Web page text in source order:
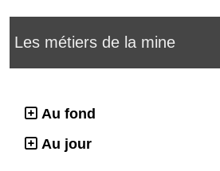
Les métiers de la mine
Au fond
Au jour